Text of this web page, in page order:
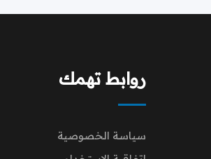
روابط تهمك
سياسة الخصوصية